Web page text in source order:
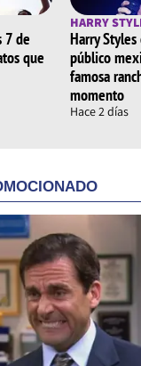
7 de
que
HARRY
Harry
público
famosa
momento
Hace 2 días